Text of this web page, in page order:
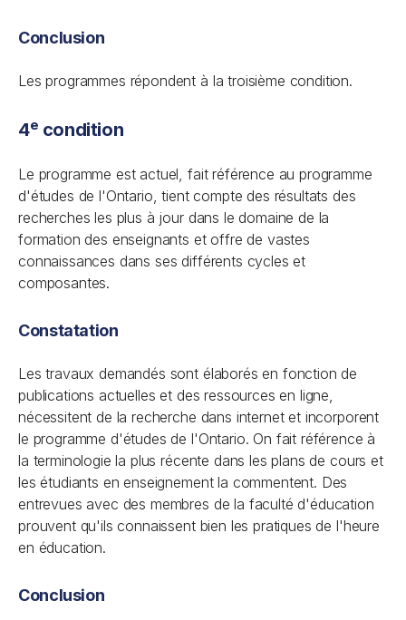
Conclusion
Les programmes répondent à la troisième condition.
4e condition
Le programme est actuel, fait référence au programme
d'études de l'Ontario, tient compte des résultats des
recherches les plus à jour dans le domaine de la
formation des enseignants et offre de vastes
connaissances dans ses différents cycles et
composantes.
Constatation
Les travaux demandés sont élaborés en fonction de
publications actuelles et des ressources en ligne,
nécessitent de la recherche dans internet et incorporent
le programme d'études de l'Ontario. On fait référence à
la terminologie la plus récente dans les plans de cours et
les étudiants en enseignement la commentent. Des
entrevues avec des membres de la faculté d'éducation
prouvent qu'ils connaissent bien les pratiques de l'heure
en éducation.
Conclusion